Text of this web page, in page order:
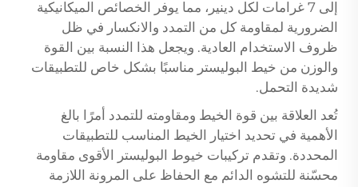
إلى 7 غرامات لكل دينير، مما يوفر الخصائص الميكانيكية
الضرورية لمقاومة كل من التمدد والانكسار في ظل
ظروف الاستخدام العادية. ويجعل هذا النسبة بين القوة
والوزن من خيط البوليستر مناسبًا بشكل خاص للتطبيقات
شديدة التحمل.
تُعد العلاقة بين قوة الخيط ومقاومته للتمدد أمرًا بالغ
الأهمية في تحديد اختيار الخيط المناسب للتطبيقات
المحددة. وتقدم تركيبات خيوط البوليستر الأقوى مقاومة
محسّنة للتشوه الدائم مع الحفاظ على المرونة اللازمة